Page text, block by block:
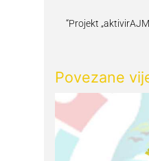
“Projekt
Povezane